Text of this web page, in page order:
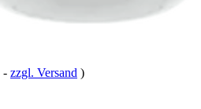
- zzgl. Versand )